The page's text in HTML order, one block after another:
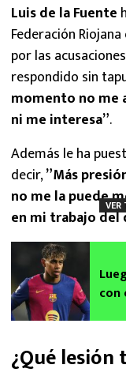
Luis de la Fuente
Federación
por las
respondido sin
momento no me
ni me interesa”.
Además le ha
decir,”Más
no me la puede
en mi trabajo del
VER
con
¿Qué lesión